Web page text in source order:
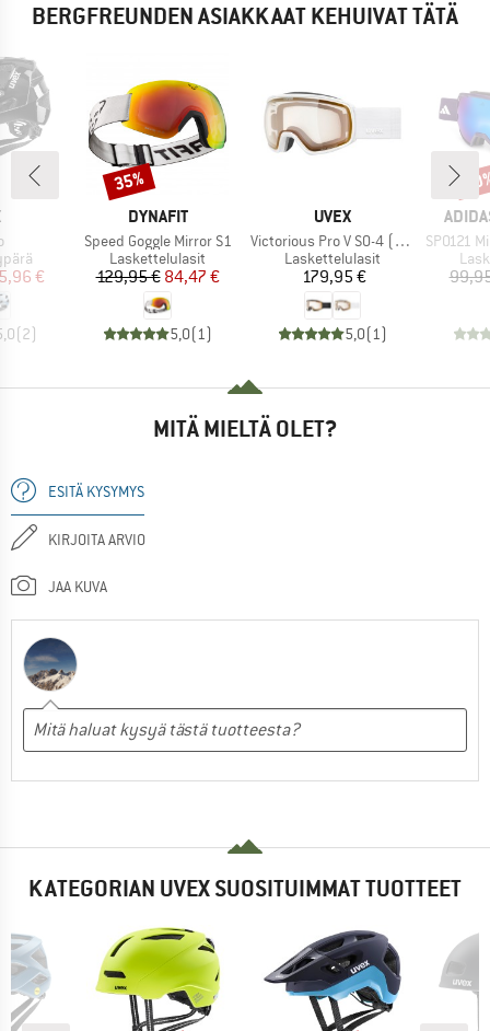
BERGFREUNDEN ASIAKKAAT KEHUIVAT TÄTÄ
hinta
€
(2)
MERKKI
DYNAFIT
Tuote
Speed Goggle Mirror S1
Tuoteryhmä
Laskettelulasit
Hinta
129,95 €Alennettu hinta
84,47 €
5,0(1)
Alennus
35%
MERKKI
UVEX
Tuote
Victorious Pro V S0-4 (VLT 7-81%)
Tuoteryhmä
Laskettelulasit
Hinta
179,95 €
5,0(1)
Tuote
SP0121
MITÄ MIELTÄ OLET?
ESITÄ KYSYMYS
KIRJOITA ARVIO
JAA KUVA
KATEGORIAN UVEX SUOSITUIMMAT TUOTTEET